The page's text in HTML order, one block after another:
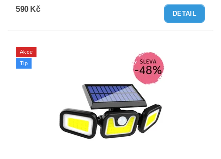
590 Kč
DETAIL
Akce
Tip